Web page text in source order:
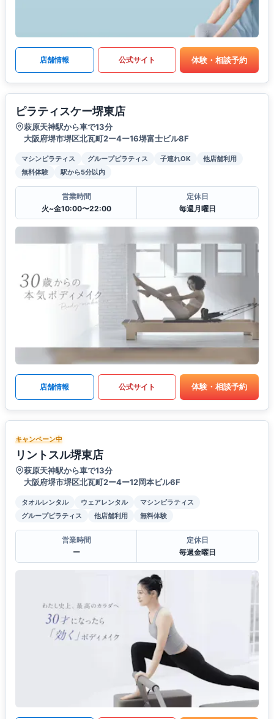
店舗情報 公式サイト 体験・相談予約
ピラティスケー堺東店
萩原天神駅から車で13分
大阪府堺市堺区北瓦町2ー4ー16堺富士ビル8F
マシンピラティス グループピラティス 子連れOK
他店舗利用
無料体験
駅から5分以内
営業時間
火~金10:00〜22:00
定休日
毎週月曜日
店舗情報 公式サイト 体験・相談予約
キャンペーン中
リントスル堺東店
萩原天神駅から車で13分
大阪府堺市堺区北瓦町2ー4ー12岡本ビル6F
タオルレンタル ウェアレンタル
マシンピラティス
グループピラティス
他店舗利用 無料体験
営業時間
ー
定休日
毎週金曜日